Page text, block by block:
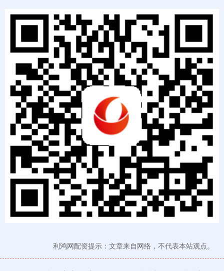
利鸿网配资提示：文章来自网络，不代表本站观点。